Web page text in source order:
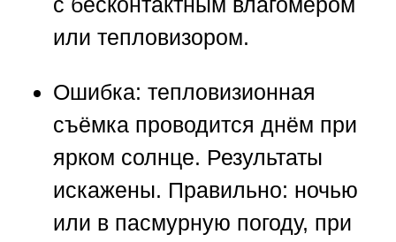
или тепловизором.
Ошибка: тепловизионная
съёмка проводится днём при
ярком солнце. Результаты
искажены. Правильно: ночью
или в пасмурную погоду, при